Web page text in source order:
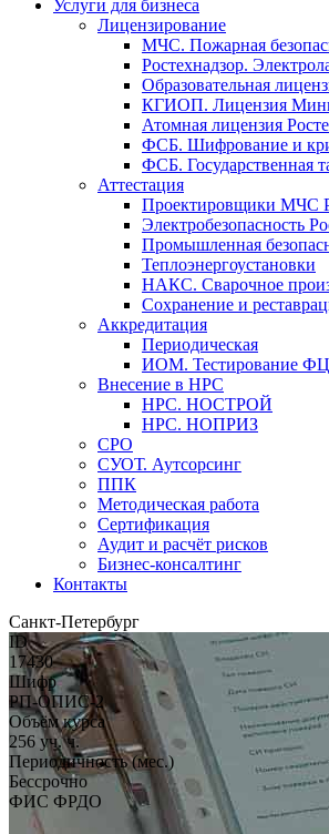
Услуги для бизнеса
Лицензирование
МЧС. Пожарная
Ростехнадзор.
Образовательная
КГИОП. Лицензия
Атомная лицензия
ФСБ. Шифрование и
ФСБ. Государственная
Аттестация
Проектировщики МЧС
Электробезопасность
Промышленная
Теплоэнергоустановки
НАКС. Сварочное
Сохранение и
Аккредитация
Периодическая
ИОМ. Тестирование
Внесение в НРС
НРС. НОСТРОЙ
НРС. НОПРИЗ
СРО
СУОТ. Аутсорсинг
ППК
Методическая работа
Сертификация
Аудит и расчёт рисков
Бизнес-консалтинг
Контакты
Санкт-Петербург
ID
17430
Шифр
РП-ОПИС-2
Объём курса
256 уч. ч.
Периодичность (мес.)
Бессрочно
ФИС ФРДО